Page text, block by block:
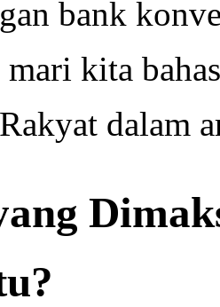
bank
kita
dalam